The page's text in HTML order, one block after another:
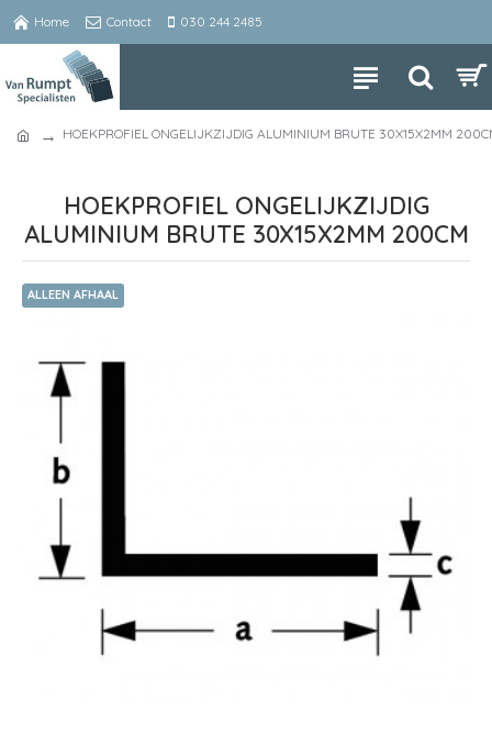
Home Contact 030 244 2485
HOEKPROFIEL ONGELIJKZIJDIG ALUMINIUM BRUTE 30X15X2MM
HOEKPROFIEL ONGELIJKZIJDIG
ALUMINIUM BRUTE 30X15X2MM 200CM
ALLEEN AFHAAL